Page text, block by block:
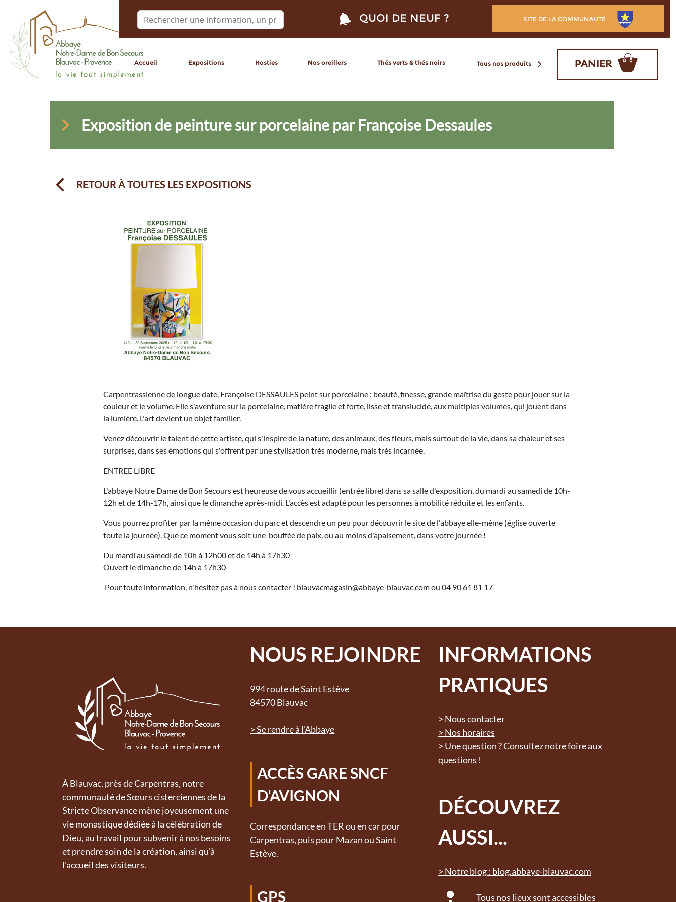
QUOI DE NEUF ? SITE DE LA COMMUNAUTÉ
Accueil Expositions Hosties Nos oreillers Thés verts & thés noirs Tous nos produits PANIER
Exposition de peinture sur porcelaine par Françoise Dessaules
RETOUR À TOUTES LES EXPOSITIONS
Carpentrassienne de longue date, Françoise DESSAULES peint sur porcelaine : beauté, finesse, grande maîtrise du geste pour jouer sur la
couleur et le volume. Elle s'aventure sur la porcelaine, matière fragile et forte, lisse et translucide, aux multiples volumes, qui jouent dans
la lumière. L'art devient un objet familier.
Venez découvrir le talent de cette artiste, qui s'inspire de la nature, des animaux, des fleurs, mais surtout de la vie, dans sa chaleur et ses
surprises, dans ses émotions qui s'offrent par une stylisation très moderne, mais très incarnée.
ENTREE LIBRE
L'abbaye Notre Dame de Bon Secours est heureuse de vous accueillir (entrée libre) dans sa salle d'exposition, du mardi au samedi de 10h-
12h et de 14h-17h, ainsi que le dimanche après-midi. L'accès est adapté pour les personnes à mobilité réduite et les enfants.
Vous pourrez profiter par la même occasion du parc et descendre un peu pour découvrir le site de l'abbaye elle-même (église ouverte
toute la journée). Que ce moment vous soit une bouffée de paix, ou au moins d'apaisement, dans votre journée !
Du mardi au samedi de 10h à 12h00 et de 14h à 17h30
Ouvert le dimanche de 14h à 17h30
Pour toute information, n'hésitez pas à nous contacter ! blauvacmagasin@abbaye-blauvac.comou04 90 61 81 17
À Blauvac, près de Carpentras, notre
communauté de Sœurs cisterciennes de la
Stricte Observance mène joyeusement une
vie monastique dédiée à la célébration de
Dieu, au travail pour subvenir à nos besoins
et prendre soin de la création, ainsi qu'à
l'accueil des visiteurs.
NOUS REJOINDRE
994 route de Saint Estève
84570 Blauvac
> Se rendre à l'Abbaye
ACCÈS GARE SNCF
D'AVIGNON
Correspondance en TER ou en car pour
Carpentras, puis pour Mazan ou Saint
Estève.
GPS
INFORMATIONS
PRATIQUES
> Nous contacter
> Nos horaires
> Une question ? Consultez notre foire aux
questions !
DÉCOUVREZ
AUSSI...
> Notre blog : blog.abbaye-blauvac.com
Tous nos lieux sont accessibles